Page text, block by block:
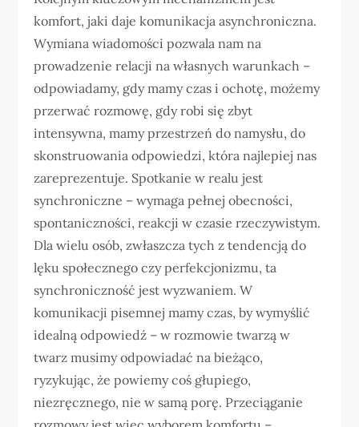
komfort, jaki daje komunikacja asynchroniczna.
Wymiana wiadomości pozwala nam na
prowadzenie relacji na własnych warunkach –
odpowiadamy, gdy mamy czas i ochotę, możemy
przerwać rozmowę, gdy robi się zbyt
intensywna, mamy przestrzeń do namysłu, do
skonstruowania odpowiedzi, która najlepiej nas
zareprezentuje. Spotkanie w realu jest
synchroniczne – wymaga pełnej obecności,
spontaniczności, reakcji w czasie rzeczywistym.
Dla wielu osób, zwłaszcza tych z tendencją do
lęku społecznego czy perfekcjonizmu, ta
synchroniczność jest wyzwaniem. W
komunikacji pisemnej mamy czas, by wymyślić
idealną odpowiedź – w rozmowie twarzą w
twarz musimy odpowiadać na bieżąco,
ryzykując, że powiemy coś głupiego,
niezręcznego, nie w samą porę. Przeciąganie